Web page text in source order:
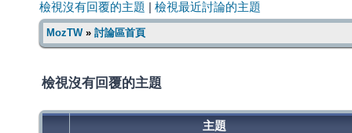
檢視沒有回覆的主題 檢視最近討論的主題
MozTW» 討論區首頁
檢視沒有回覆的主題
主題